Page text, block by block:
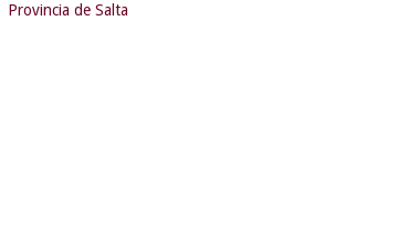
Provincia de Salta